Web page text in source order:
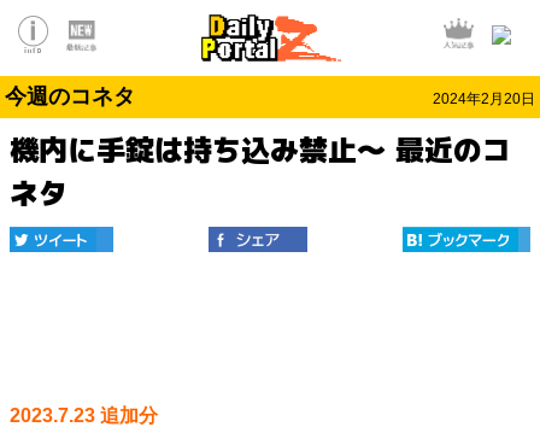
今週のコネタ 2024年2月20日
機内に手錠は持ち込み禁止～ 最近のコ
ネタ
2023.7.23 追加分